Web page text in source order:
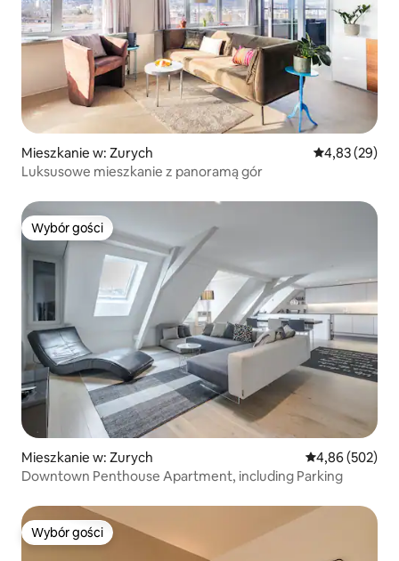
Mieszkanie w: Zurych Średnia
4,83 (29)
Luksusowe mieszkanie z panoramą gór
Wybór gości
Wybór gości
Mieszkanie w: Zurych Średnia
4,86 (502)
Downtown Penthouse Apartment, including Parking
Wybór gości
Wybór gości